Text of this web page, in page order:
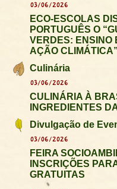
03/06/2026
ECO-ESCOLAS
PORTUGUÊS O
VERDES: ENSINO
AÇÃO
Culinária
03/06/2026
CULINÁRIA À
INGREDIENTES
Divulgação de
03/06/2026
FEIRA
INSCRIÇÕES
GRATUITAS